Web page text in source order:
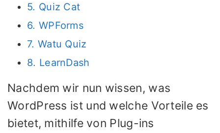
5. Quiz Cat
6. WPForms
7. Watu Quiz
8. LearnDash
Nachdem wir nun wissen, was
WordPress ist und welche Vorteile es
bietet, mithilfe von Plug-ins